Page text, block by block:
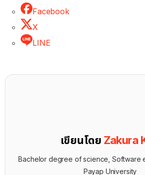
Facebook
X
LINE
เขียนโดย Zakura
Bachelor degree of science, Software
Payap University